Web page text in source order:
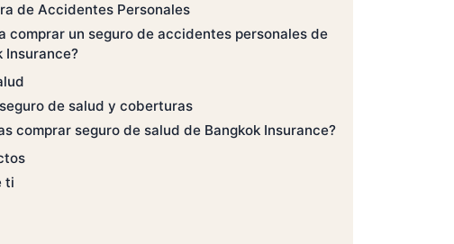
de Accidentes Personales
comprar un seguro de accidentes personales de
Insurance?
de salud y coberturas
comprar seguro de salud de Bangkok Insurance?
ti